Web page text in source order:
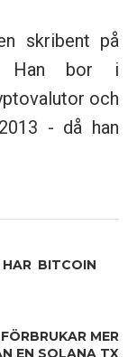
skribent på
Han bor i
och
- då han
BITCOIN
MER
EN SOLANA TX